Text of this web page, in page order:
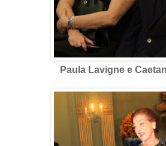
Paula Lavigne e